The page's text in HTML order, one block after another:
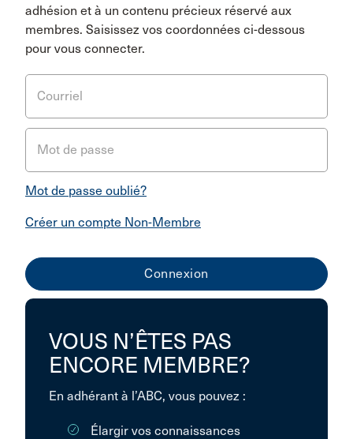
adhésion et à un contenu précieux réservé aux
membres. Saisissez vos coordonnées ci-dessous
pour vous connecter.
Courriel
Mot de passe
Mot de passe oublié?
Créer un compte Non-Membre
VOUS N’ÊTES PAS
ENCORE MEMBRE?
En adhérant à l’ABC, vous pouvez :
Élargir vos connaissances